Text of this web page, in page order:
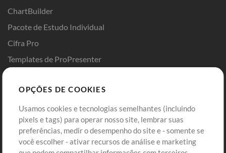
ChartBuilder
Pacote de Estudo Individual
Cifra Pro
Templates de ProPresenter
Comprar Créditos
Conteúdo Grátis
Solicite uma Música
Entre
Cadastre-se
Ir ao carrinho
OPÇÕES DE COOKIES
Usamos cookies e tecnologias semelhantes (incluindo
pixels e tags) para operar nosso site, lembrar suas
preferências, medir o desempenho do site e - somente se
você escolher - ativar recursos de análise e marketing